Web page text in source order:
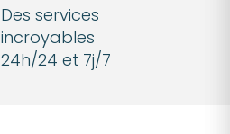
Des services
incroyables
24h/24 et 7j/7